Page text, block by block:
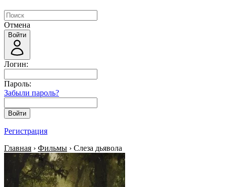
Отмена
Войти
Логин:
Пароль:
Забыли пароль?
Войти
Регистрация
Главная › Фильмы › Слеза дьявола